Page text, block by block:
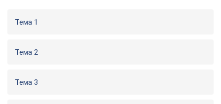
Тема 1
Тема 2
Тема 3